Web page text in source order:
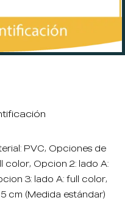
PVC, Opciones de
color, Opcion 2: lado A:
3: lado A: full color,
cm (Medida estándar)